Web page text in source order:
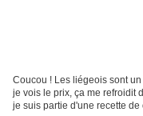
Coucou ! Les liégeois sont
je vois le prix, ça me refroidit
je suis partie d'une recette